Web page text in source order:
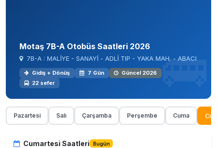
Motaş 7B-A Otobüs Saatleri 2026
7B-A : MALİYE - SANAYİ - ADLİ TIP - YAKA MAH. - ABACI
Gidiş + Dönüş 7 Gün
Güncel 2026
22 sefer
Pazartesi Salı Çarşamba Perşembe Cuma
Cumartesi Saatleri Bugün